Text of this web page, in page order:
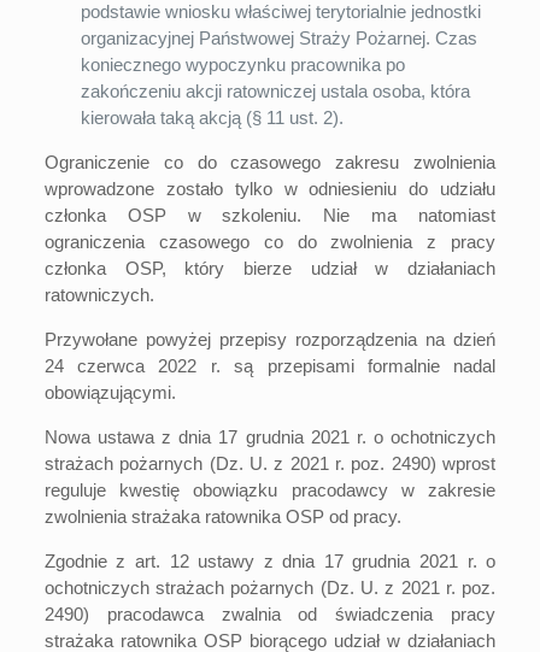
podstawie wniosku właściwej terytorialnie jednostki
organizacyjnej Państwowej Straży Pożarnej. Czas
koniecznego wypoczynku pracownika po
zakończeniu akcji ratowniczej ustala osoba, która
kierowała taką akcją (§ 11 ust. 2).
Ograniczenie co do czasowego zakresu zwolnienia
wprowadzone zostało tylko w odniesieniu do udziału
członka OSP w szkoleniu. Nie ma natomiast
ograniczenia czasowego co do zwolnienia z pracy
członka OSP, który bierze udział w działaniach
ratowniczych.
Przywołane powyżej przepisy rozporządzenia na dzień
24 czerwca 2022 r. są przepisami formalnie nadal
obowiązującymi.
Nowa ustawa z dnia 17 grudnia 2021 r. o ochotniczych
strażach pożarnych (Dz. U. z 2021 r. poz. 2490) wprost
reguluje kwestię obowiązku pracodawcy w zakresie
zwolnienia strażaka ratownika OSP od pracy.
Zgodnie z art. 12 ustawy z dnia 17 grudnia 2021 r. o
ochotniczych strażach pożarnych (Dz. U. z 2021 r. poz.
2490) pracodawca zwalnia od świadczenia pracy
strażaka ratownika OSP biorącego udział w działaniach